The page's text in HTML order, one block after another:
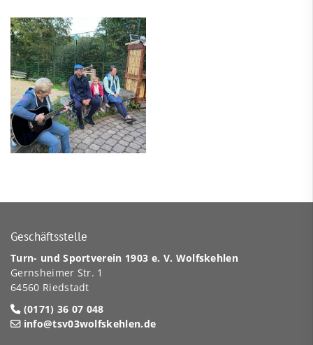
Geschäftsstelle
Turn- und Sportverein 1903 e. V. Wolfskehlen
Gernsheimer Str. 1
64560 Riedstadt
(0171) 36 07 048
info@tsv03wolfskehlen.de